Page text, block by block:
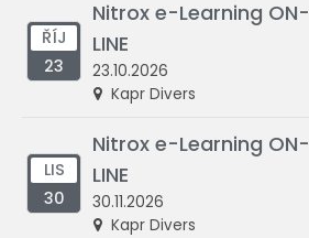
ŘÍJ
23
Nitrox e-Learning ON-
LINE
23.10.2026
Kapr Divers
LIS
30
Nitrox e-Learning ON-
LINE
30.11.2026
Kapr Divers